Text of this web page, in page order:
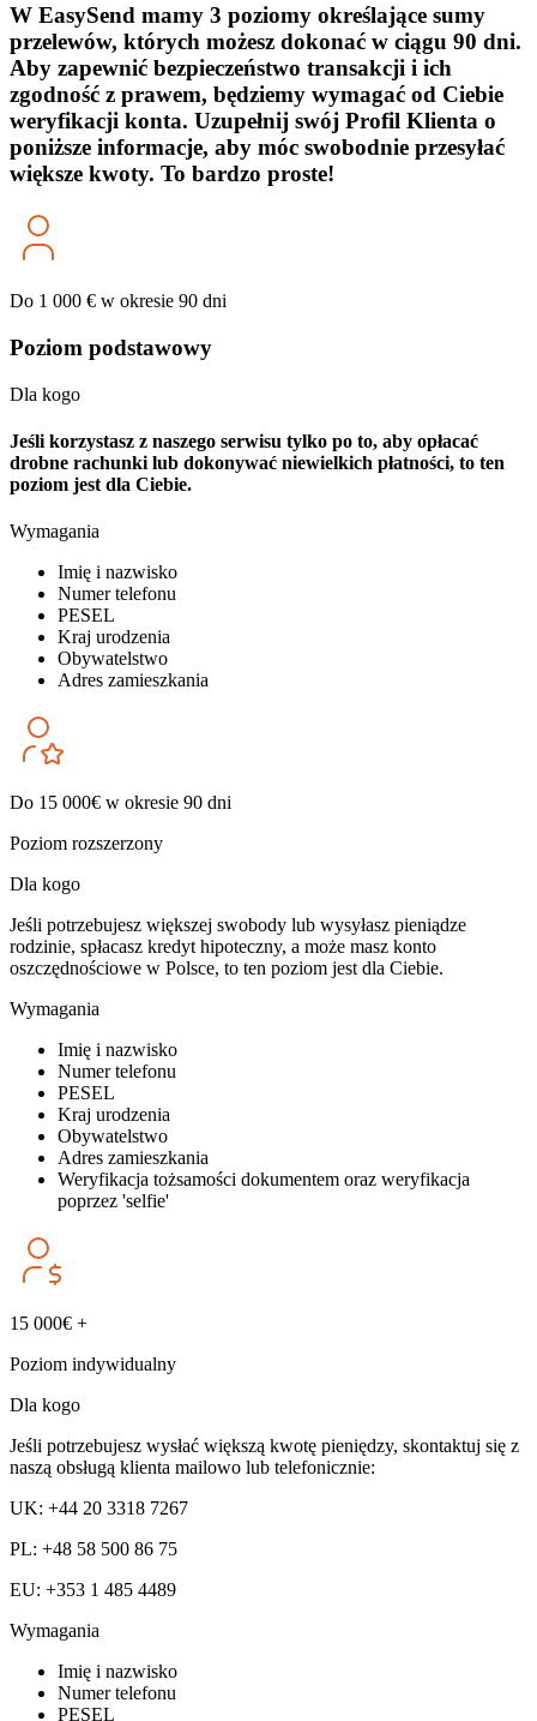
W EasySend mamy 3 poziomy określające sumy
przelewów, których możesz dokonać w ciągu 90 dni.
Aby zapewnić bezpieczeństwo transakcji i ich
zgodność z prawem, będziemy wymagać od Ciebie
weryfikacji konta. Uzupełnij swój Profil Klienta o
poniższe informacje, aby móc swobodnie przesyłać
większe kwoty. To bardzo proste!
Do 1 000 € w okresie 90 dni
Poziom podstawowy
Dla kogo
Jeśli korzystasz z naszego serwisu tylko po to, aby opłacać
drobne rachunki lub dokonywać niewielkich płatności, to ten
poziom jest dla Ciebie.
Wymagania
Imię i nazwisko
Numer telefonu
PESEL
Kraj urodzenia
Obywatelstwo
Adres zamieszkania
Do 15 000€ w okresie 90 dni
Poziom rozszerzony
Dla kogo
Jeśli potrzebujesz większej swobody lub wysyłasz pieniądze
rodzinie, spłacasz kredyt hipoteczny, a może masz konto
oszczędnościowe w Polsce, to ten poziom jest dla Ciebie.
Wymagania
Imię i nazwisko
Numer telefonu
PESEL
Kraj urodzenia
Obywatelstwo
Adres zamieszkania
Weryfikacja tożsamości dokumentem oraz weryfikacja
poprzez 'selfie'
15 000€ +
Poziom indywidualny
Dla kogo
Jeśli potrzebujesz wysłać większą kwotę pieniędzy, skontaktuj się z
naszą obsługą klienta mailowo lub telefonicznie:
UK: +44 20 3318 7267
PL: +48 58 500 86 75
EU: +353 1 485 4489
Wymagania
Imię i nazwisko
Numer telefonu
PESEL